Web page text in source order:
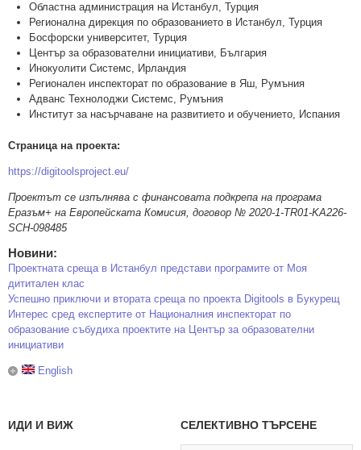
Областна администрация на Истанбул, Турция
Регионална дирекция по образованието в Истанбул, Турция
Босфорски университет, Турция
Център за образователни инициативи, България
Инокуолити Системс, Ирландия
Регионален инспекторат по образование в Яш, Румъния
Адванс Технолоджи Системс, Румъния
Институт за насърчаване на развитието и обучението, Испания
Страница на проекта:
https://digitoolsproject.eu/
Проектът се изпълнява с финансовата подкрепа на програма
Еразъм+ на Европейската Комисия, договор № 2020-1-TR01-KA226-
SCH-098485
Новини:
Проектната среща в Истанбул представи програмите от Моя
дититален клас
Успешно приключи и втората среща по проекта Digitools в Букурещ
Интерес сред експертите от Националния инспекторат по
образование събудиха проектите на Център за образователни
инициативи
English
ИДИ И ВИЖ СЕЛЕКТИВНО ТЪРСЕНЕ